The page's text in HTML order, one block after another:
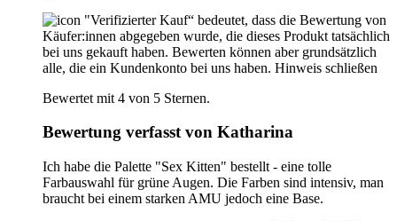
"Verifizierter Kauf“ bedeutet, dass die Bewertung von
Käufer:innen abgegeben wurde, die dieses Produkt tatsächlich
bei uns gekauft haben. Bewerten können aber grundsätzlich
alle, die ein Kundenkonto bei uns haben. Hinweis schließen
Bewertet mit 4 von 5 Sternen.
Bewertung verfasst von Katharina
Ich habe die Palette "Sex Kitten" bestellt - eine tolle
Farbauswahl für grüne Augen. Die Farben sind intensiv, man
braucht bei einem starken AMU jedoch eine Base.